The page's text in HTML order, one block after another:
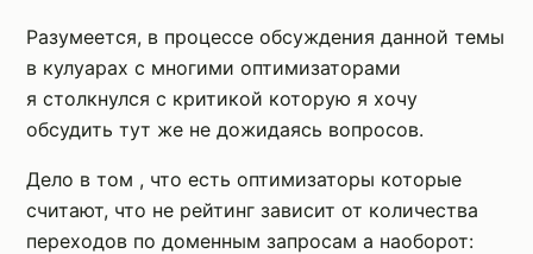
Разумеется, в процессе обсуждения данной темы
в кулуарах с многими оптимизаторами
я столкнулся с критикой которую я хочу
обсудить тут же не дожидаясь вопросов.
Дело в том , что есть оптимизаторы которые
считают, что не рейтинг зависит от количества
переходов по доменным запросам а наоборот: